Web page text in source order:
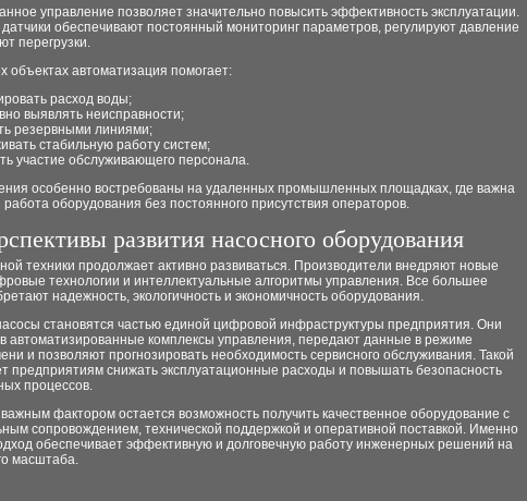
управление позволяет значительно повысить эффективность эксплуатации.
обеспечивают постоянный мониторинг параметров, регулируют давление
перегрузки.
объектах автоматизация помогает:
расход воды;
выявлять неисправности;
резервными линиями;
стабильную работу систем;
участие обслуживающего персонала.
особенно востребованы на удаленных промышленных площадках, где важна
оборудования без постоянного присутствия операторов.
развития насосного оборудования
техники продолжает активно развиваться. Производители внедряют новые
технологии и интеллектуальные алгоритмы управления. Все большее
надежность, экологичность и экономичность оборудования.
становятся частью единой цифровой инфраструктуры предприятия. Они
автоматизированные комплексы управления, передают данные в режиме
и позволяют прогнозировать необходимость сервисного обслуживания. Такой
предприятиям снижать эксплуатационные расходы и повышать безопасность
процессов.
важным фактором остается возможность получить качественное оборудование с
сопровождением, технической поддержкой и оперативной поставкой. Именно
обеспечивает эффективную и долговечную работу инженерных решений на
масштаба.